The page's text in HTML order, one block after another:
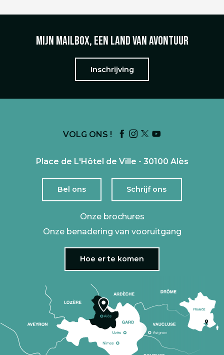
Mijn mailbox, een land van avontuur
Inschrijving
VOLG ONS !
Place de L'Hôtel de Ville - 30100 Alès
Bel ons Schrijf ons
Onze brochures
Onze benadering van vooruitgang
Hoe er te komen